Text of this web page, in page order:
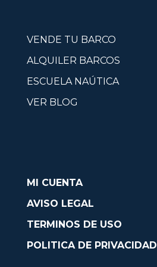
VENDE TU BARCO
ALQUILER BARCOS
ESCUELA NAÚTICA
VER BLOG
MI CUENTA
AVISO LEGAL
TERMINOS DE USO
POLITICA DE PRIVACIDAD